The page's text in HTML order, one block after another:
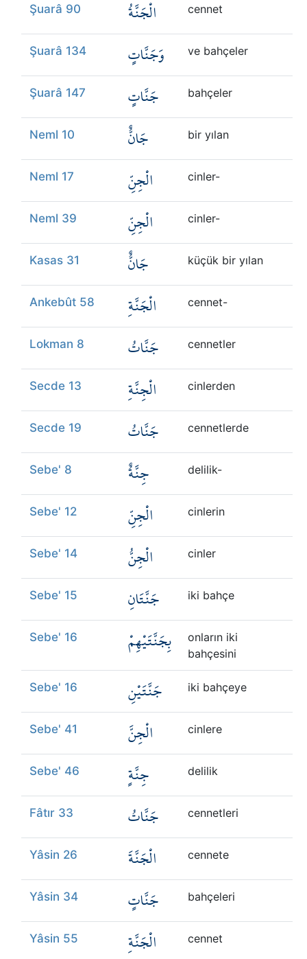
Şuarâ 90 الْجَنَّةُ cennet
Şuarâ 134 وَجَنَّاتٍ ve bahçeler
Şuarâ 147 جَنَّاتٍ bahçeler
Neml 10 جَانٌّ bir yılan
Neml 17 الْجِنِّ cinler-
Neml 39 الْجِنِّ cinler-
Kasas 31 جَانٌّ küçük bir yılan
Ankebût 58 الْجَنَّةِ cennet-
Lokman 8 جَنَّاتُ cennetler
Secde 13 الْجِنَّةِ cinlerden
Secde 19 جَنَّاتُ cennetlerde
Sebe' 8 جِنَّةٌ delilik-
Sebe' 12 الْجِنِّ cinlerin
Sebe' 14 الْجِنُّ cinler
Sebe' 15 جَنَّتَانِ iki bahçe
Sebe' 16 بِجَنَّتَيْهِمْ
onların iki
bahçesini
Sebe' 16 جَنَّتَيْنِ iki bahçeye
Sebe' 41 الْجِنَّ cinlere
Sebe' 46 جِنَّةٍ delilik
Fâtır 33 جَنَّاتُ cennetleri
Yâsin 26 الْجَنَّةَ cennete
Yâsin 34 جَنَّاتٍ bahçeleri
Yâsin 55 الْجَنَّةِ cennet